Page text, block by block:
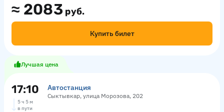
≈ 2083 руб.
Купить билет
Лучшая цена
17:10 Автостанция
Сыктывкар, улица Морозова, 202
5 ч 5 м
в пути